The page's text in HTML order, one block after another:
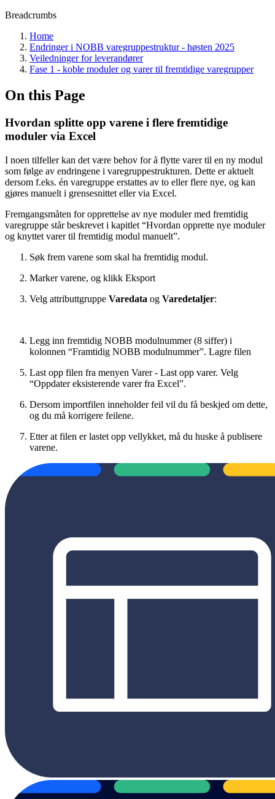
Breadcrumbs
Home
Endringer i NOBB varegruppestruktur - høsten 2025
Veiledninger for leverandører
Fase 1 - koble moduler og varer til fremtidige varegrupper
On this Page
Hvordan splitte opp varene i flere fremtidige
moduler via Excel
I noen tilfeller kan det være behov for å flytte varer til en ny modul
som følge av endringene i varegruppestrukturen. Dette er aktuelt
dersom f.eks. én varegruppe erstattes av to eller flere nye, og kan
gjøres manuelt i grensesnittet eller via Excel.
Fremgangsmåten for opprettelse av nye moduler med fremtidig
varegruppe står beskrevet i kapitlet “Hvordan opprette nye moduler
og knyttet varer til fremtidig modul manuelt”.
Søk frem varene som skal ha fremtidig modul.
Marker varene, og klikk Eksport
Velg attributtgruppe Varedata og Varedetaljer:
Legg inn fremtidig NOBB modulnummer (8 siffer) i
kolonnen “Framtidig NOBB modulnummer”. Lagre filen
Last opp filen fra menyen Varer - Last opp varer. Velg
“Oppdater eksisterende varer fra Excel”.
Dersom importfilen inneholder feil vil du få beskjed om dette,
og du må korrigere feilene.
Etter at filen er lastet opp vellykket, må du huske å publisere
varene.